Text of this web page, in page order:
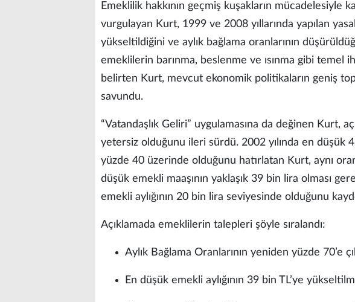
Emeklilik hakkının geçmiş kuşakların mücadelesiyle
vurgulayan Kurt, 1999 ve 2008 yıllarında yapılan
yükseltildiğini ve aylık bağlama oranlarının
emeklilerin barınma, beslenme ve ısınma gibi temel
belirten Kurt, mevcut ekonomik politikaların geniş
savundu.
“Vatandaşlık Geliri” uygulamasına da değinen Kurt,
yetersiz olduğunu ileri sürdü. 2002 yılında en düşük
yüzde 40 üzerinde olduğunu hatırlatan Kurt, aynı
düşük emekli maaşının yaklaşık 39 bin lira olması
emekli aylığının 20 bin lira seviyesinde olduğunu
Açıklamada emeklilerin talepleri şöyle sıralandı:
Aylık Bağlama Oranlarının yeniden yüzde 70’e
En düşük emekli aylığının 39 bin TL’ye